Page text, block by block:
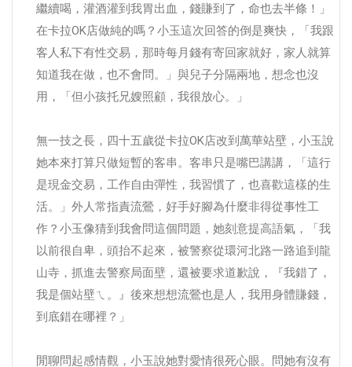
繼續喝，灌酒灌到我胃出血，錢賺到了，命也去半條！」
在卡拉OK店做純的嗎？小玉這次回答的倒是爽快，「我跟
客人私下有性交易，那時每月錢有寄回家就好，家人就算
知道我在做，也不會問。」與兒子分隔兩地，想念也沒
用，「但小孩托兄嫂照顧，我很放心。」
無一技之長，四十五歲從卡拉OK店改到萬華站壁，小玉說
她本來打算只做短暫的客串。客串只是嘴巴講講，「這行
是現金交易，工作自由彈性，我習慣了，也喜歡這樣的生
活。」外人常指責流鶯，好手好腳為什麼非得從事性工
作？小玉像猜到我會問這個問題，她刻意提高語氣，「我
以前很自卑，頭抬不起來，被警察從環河北路一路追到龍
山寺，抓進去警察局面壁，還被要求道歉說，『我錯了，
我是個站壁ㄟ。』後來想想流鶯也是人，我用身體賺錢，
到底錯在哪裡？」
閒聊問起感情觀，小玉說她對愛情很死心眼。問她有沒有